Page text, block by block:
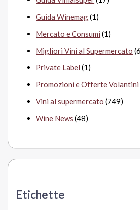
Guida Winemag(1)
Mercato e Consumi (1)
Migliori Vini al Supermercato
Private Label (1)
Promozioni e Offerte Volantini
Vini al supermercato (749)
Wine News (48)
Etichette